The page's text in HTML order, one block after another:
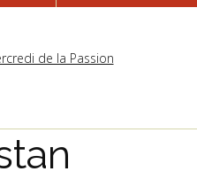
de la Passion